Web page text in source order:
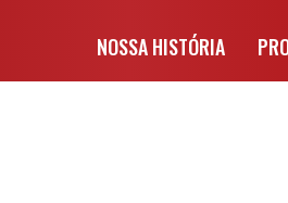
NOSSA HISTÓRIA